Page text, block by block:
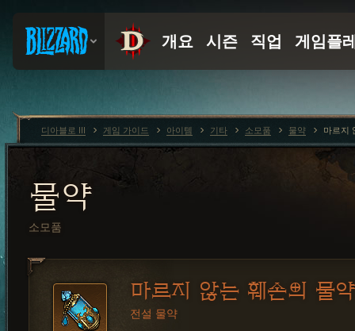
물약
소모품
마르지 않는 훼손의 물약
전설 물약
디아블로 III 게임 가이드 아이템 기타 소모품 물약 마르지